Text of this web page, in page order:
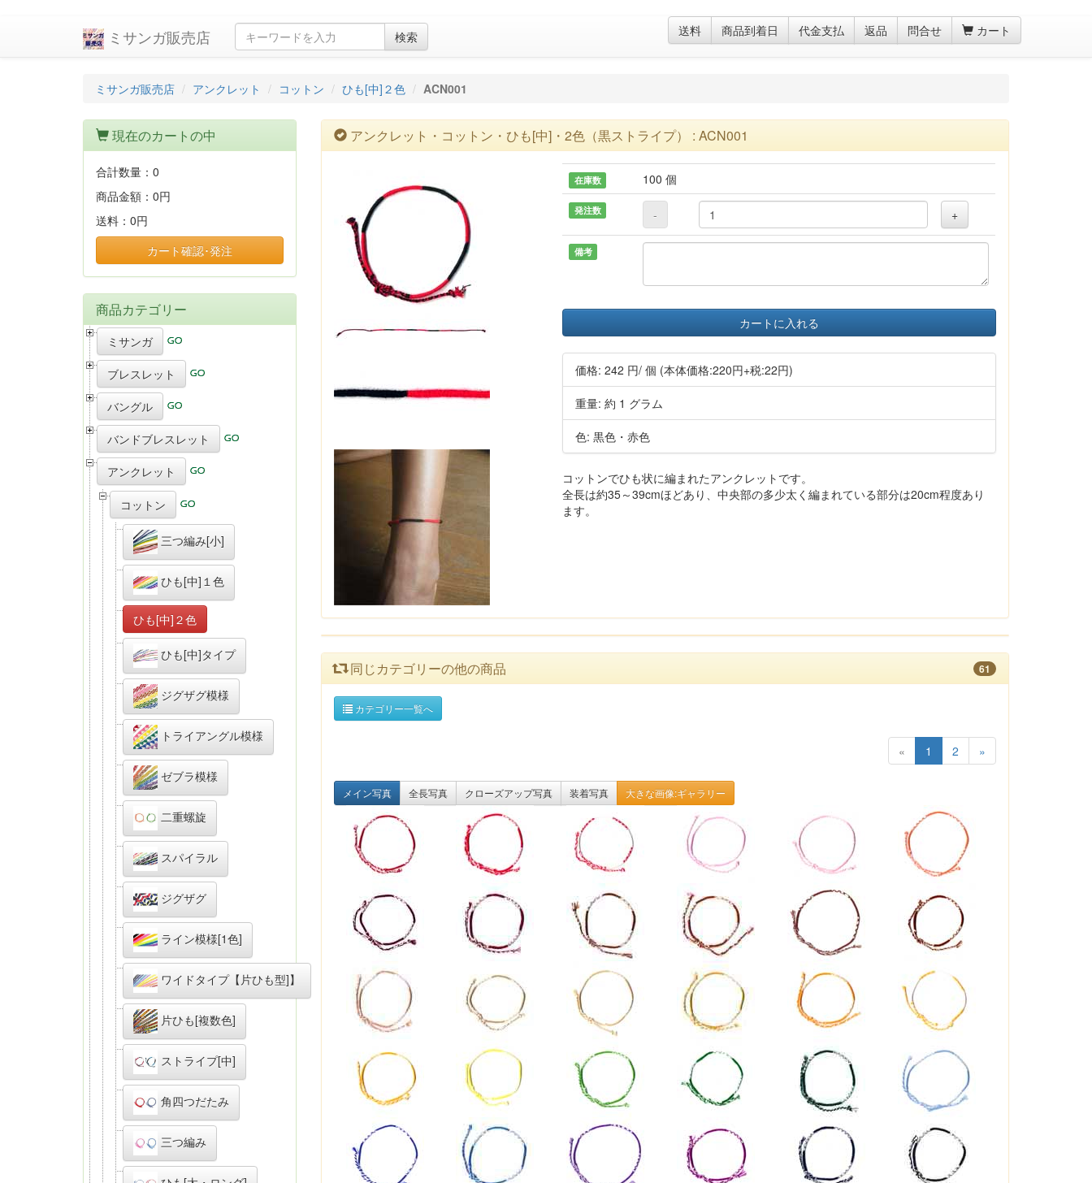
ミサンガ販売店 検索 送料 商品到着日 代金支払 返品 問合せ カート
ミサンガ販売店 アンクレット コットン ひも[中]２色 ACN001
アンクレット・コットン・ひも[中]・2色（黒ストライプ） : ACN001
在庫数 100 個
発注数 - +
備考
カートに入れる
価格:242 円/ 個 (本体価格:220円+税:22円)
重量: 約 1 グラム
色: 黒色・赤色
コットンでひも状に編まれたアンクレットです。
全長は約35～39cmほどあり、中央部の多少太く編まれている部分は20cm程度あり
ます。
同じカテゴリーの他の商品 61
カテゴリー一覧へ
« 1 2 »
メイン写真 全長写真 クローズアップ写真 装着写真 大きな画像:ギャラリー
現在のカートの中
合計数量： 0
商品金額： 0円
送料： 0円
カート確認･発注
商品カテゴリー
ミサンガ
ブレスレット
バングル
バンドブレスレット
アンクレット
コットン
三つ編み[小]
ひも[中]１色
ひも[中]２色
ひも[中]タイプ
ジグザグ模様
トライアングル模様
ゼブラ模様
二重螺旋
スパイラル
ジグザグ
ライン模様[1色]
ワイドタイプ【片ひも型]】
片ひも[複数色]
ストライプ[中]
角四つだたみ
三つ編み